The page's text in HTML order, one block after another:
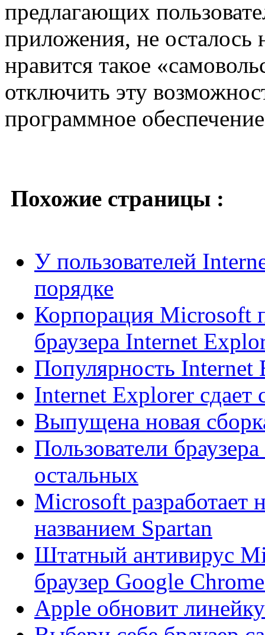
предлагающих
приложения, не
нравится такое
отключить эту
программное
Похожие страницы :
У пользователей
порядке
Корпорация Microsoft
браузера Internet
Популярность Internet
Internet Explorer сдает
Выпущена новая
Пользователи
остальных
Microsoft разработает
названием Spartan
Штатный антивирус
браузер Google
Apple обновит